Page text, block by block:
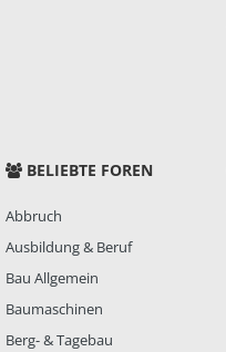
BELIEBTE FOREN
Abbruch
Ausbildung & Beruf
Bau Allgemein
Baumaschinen
Berg- & Tagebau